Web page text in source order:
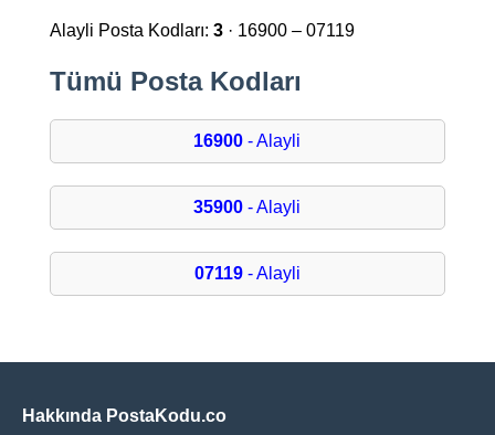
Alayli Posta Kodları: 3· 16900 – 07119
Tümü Posta Kodları
16900 - Alayli
35900 - Alayli
07119- Alayli
Hakkında PostaKodu.co